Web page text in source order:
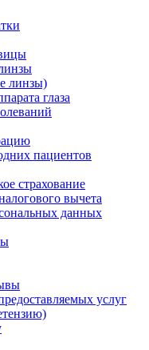
линзы)
глаза
пациентов
страхование
вычета
данных
услуг